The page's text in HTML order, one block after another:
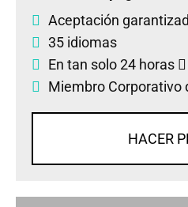
Aceptación
35 idiomas
En tan solo 24 horas
Miembro Corporativo
HACER